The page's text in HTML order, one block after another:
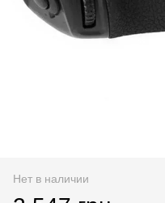
Нет в наличии